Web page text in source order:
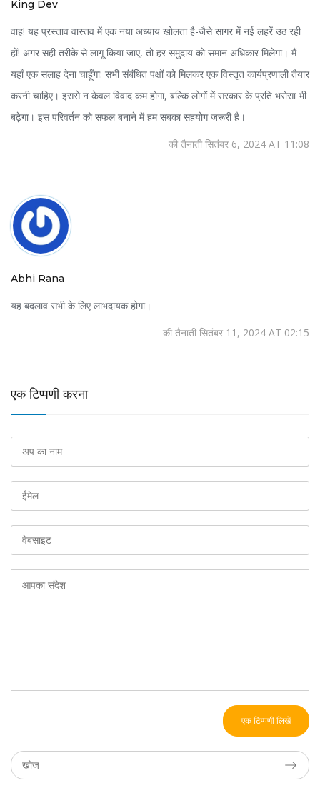
King Dev
वाह! यह प्रस्ताव वास्तव में एक नया अध्याय खोलता है-जैसे सागर में नई लहरें उठ रही
हों! अगर सही तरीके से लागू किया जाए, तो हर समुदाय को समान अधिकार मिलेगा। मैं
यहाँ एक सलाह देना चाहूँगा: सभी संबंधित पक्षों को मिलकर एक विस्तृत कार्यप्रणाली तैयार
करनी चाहिए। इससे न केवल विवाद कम होगा, बल्कि लोगों में सरकार के प्रति भरोसा भी
बढ़ेगा। इस परिवर्तन को सफल बनाने में हम सबका सहयोग जरूरी है।
की तैनाती सितंबर 6, 2024 AT 11:08
Abhi Rana
यह बदलाव सभी के लिए लाभदायक होगा।
की तैनाती सितंबर 11, 2024 AT 02:15
एक टिप्पणी करना
एक टिप्पणी लिखें